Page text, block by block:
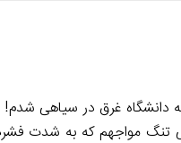
به دانشگاه غرق در سیاهی